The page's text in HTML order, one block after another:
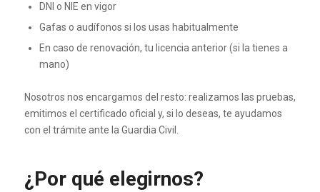
DNI o NIE en vigor
Gafas o audífonos si los usas habitualmente
En caso de renovación, tu licencia anterior (si la tienes a
mano)
Nosotros nos encargamos del resto: realizamos las pruebas,
emitimos el certificado oficial y, si lo deseas, te ayudamos
con el trámite ante la Guardia Civil.
¿Por qué elegirnos?